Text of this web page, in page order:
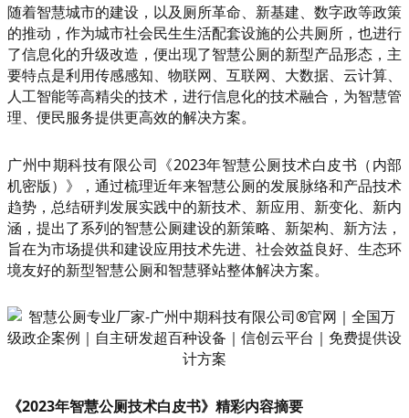
随着智慧城市的建设，以及厕所革命、新基建、数字政等政策
的推动，作为城市社会民生生活配套设施的公共厕所，也进行
了信息化的升级改造，便出现了智慧公厕的新型产品形态，主
要特点是利用传感感知、物联网、互联网、大数据、云计算、
人工智能等高精尖的技术，进行信息化的技术融合，为智慧管
理、便民服务提供更高效的解决方案。
广州中期科技有限公司《2023年智慧公厕技术白皮书（内部
机密版）》，通过梳理近年来智慧公厕的发展脉络和产品技术
趋势，总结研判发展实践中的新技术、新应用、新变化、新内
涵，提出了系列的智慧公厕建设的新策略、新架构、新方法，
旨在为市场提供和建设应用技术先进、社会效益良好、生态环
境友好的新型智慧公厕和智慧驿站整体解决方案。
《2023年智慧公厕技术白皮书》精彩内容摘要